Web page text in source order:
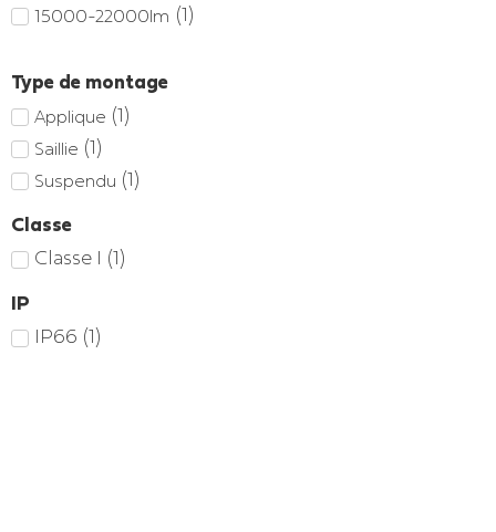
15000-22000lm (1)
Type de montage
Applique (1)
Saillie (1)
Suspendu (1)
Classe
Classe I (1)
IP
IP66 (1)